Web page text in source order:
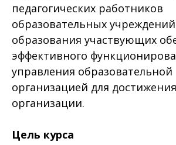
педагогических работников
образовательных
образования участвующих
эффективного
управления образовательной
организацией для
организации.
Цель курса